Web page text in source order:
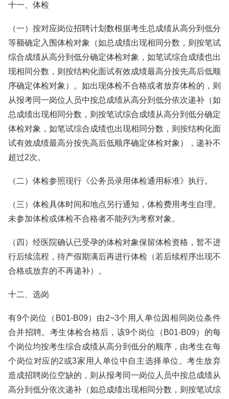
十一、体检
（一）按对应岗位招聘计划数根据考生总成绩从高分到低分
等额确定入围体检对象（如总成绩出现相同分数，则按笔试
综合成绩从高分到低分确定体检对象，如笔试综合成绩也出
现相同分数，则按结构化面试有效成绩最高分按先高后低顺
序确定体检对象）。如出现体检不合格或者放弃体检的，则
从报考同一岗位人员中按总成绩从高分到低分依次递补（如
总成绩出现相同分数，则按笔试综合成绩从高分到低分确定
体检对象，如笔试综合成绩也出现相同分数，则按结构化面
试有效成绩最高分按先高后低顺序确定体检对象），递补不
超过2次。
（二）体检参照现行《公务员录用体检通用标准》执行。
（三）体检具体时间和地点另行通知，体检费用考生自理。
未参加体检或体检不合格者不能列为考察对象。
（四）经医院确认已受孕的体检对象保留体检资格，暂不进
行后续流程，待产假期满后再进行体检（若后续程序出现不
合格或放弃的不再递补）。
十二、选岗
有9个岗位（B01-B09）由2~3个用人单位因相同岗位条件
合并招聘。考生体检合格后，该9个岗位（B01-B09）的每
个岗位均按考生综合成绩从高分到低分的顺序，由考生在每
个岗位对应的2或3家用人单位中自主选择单位。考生放弃
造成招聘岗位空缺的，则从报考同一岗位人员中按总成绩从
高分到低分依次递补（如总成绩出现相同分数，则按笔试综